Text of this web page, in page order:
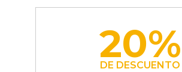
20%
DE DESCUENTO